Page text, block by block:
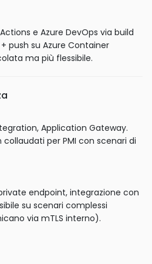
e Azure DevOps via build
push su Azure Container
ma più flessibile.
Application Gateway.
per PMI con scenari di
endpoint, integrazione con
su scenari complessi
via mTLS interno).